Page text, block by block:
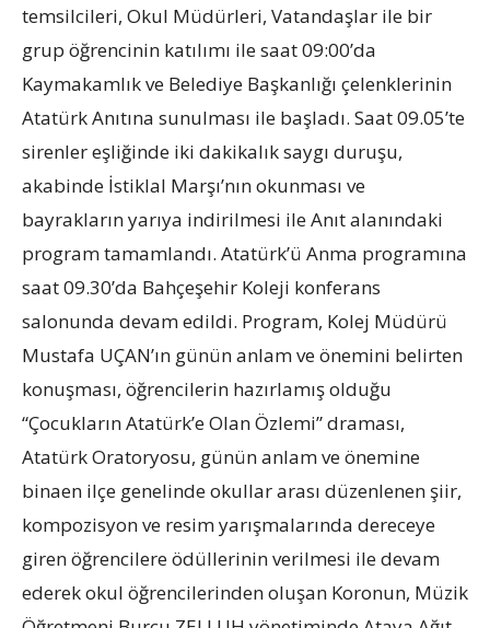
temsilcileri, Okul Müdürleri, Vatandaşlar ile bir
grup öğrencinin katılımı ile saat 09:00’da
Kaymakamlık ve Belediye Başkanlığı çelenklerinin
Atatürk Anıtına sunulması ile başladı. Saat 09.05’te
sirenler eşliğinde iki dakikalık saygı duruşu,
akabinde İstiklal Marşı’nın okunması ve
bayrakların yarıya indirilmesi ile Anıt alanındaki
program tamamlandı. Atatürk’ü Anma programına
saat 09.30’da Bahçeşehir Koleji konferans
salonunda devam edildi. Program, Kolej Müdürü
Mustafa UÇAN’ın günün anlam ve önemini belirten
konuşması, öğrencilerin hazırlamış olduğu
“Çocukların Atatürk’e Olan Özlemi” draması,
Atatürk Oratoryosu, günün anlam ve önemine
binaen ilçe genelinde okullar arası düzenlenen şiir,
kompozisyon ve resim yarışmalarında dereceye
giren öğrencilere ödüllerinin verilmesi ile devam
ederek okul öğrencilerinden oluşan Koronun, Müzik